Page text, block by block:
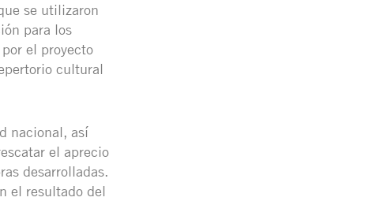
se utilizaron
para los
el proyecto
cultural
nacional, así
el aprecio
desarrolladas.
el resultado del